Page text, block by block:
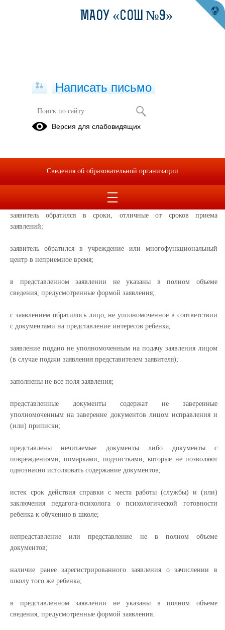
Основания для отказа в приеме
заявления
Заявителям может быть отказано в приеме документов в
многофункциональный центр по следующим причинам:
заявитель обратился в сроки, отличные от сроков приема
заявлений;
заявитель обратился в учреждение или многофункциональный
центр в неприемное время;
в представленном заявлении не указаны в полном объеме
сведения, предусмотренные формой заявления;
с заявлением обратилось лицо, не уполномоченное в соответствии
с документами на представление интересов ребенка;
заявление подано не уполномоченным на подачу заявления лицом
(в случае подачи заявления представителем заявителя);
заполнены не все поля заявления;
представленные документы содержат не заверенные
уполномоченным на заверение документов лицом исправления и
(или) приписки;
представлены нечитаемые документы либо документы с
повреждениями, помарками, подчистками, которые не позволяют
однозначно истолковать содержание документов;
истек срок действия справки с места работы (службы) и (или)
заключения педагога-психолога о психологической готовности
ребенка к обучению в школе;
непредставление или представление не в полном объеме
документов;
наличие ранее зарегистрированного заявления о зачислении в
школу того же ребенка;
в представленном заявлении не указаны в полном объеме
сведения, предусмотренные формой заявления.
МАОУ «СОШ №9»
Написать письмо
Версия для слабовидящих
Сведения об образовательной организации